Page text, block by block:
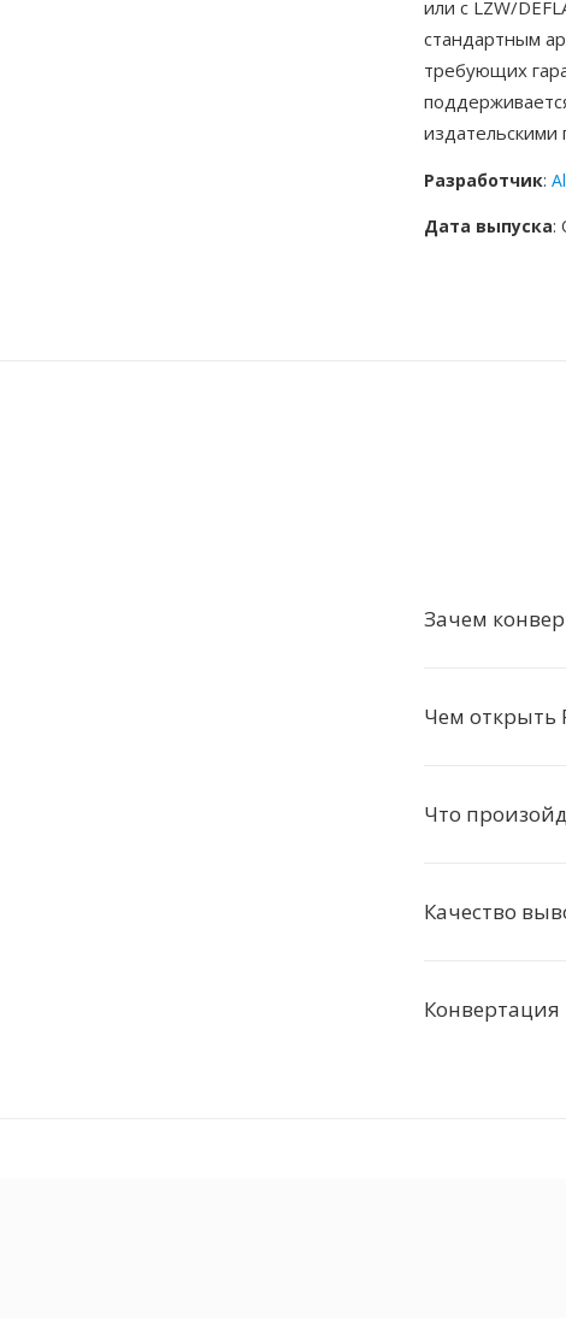
или с LZW/
стандартным
требующих
издательскими
Разработчик:
Дата выпуска:
Зачем
Чем открыть
Что
Качество
Конвертация